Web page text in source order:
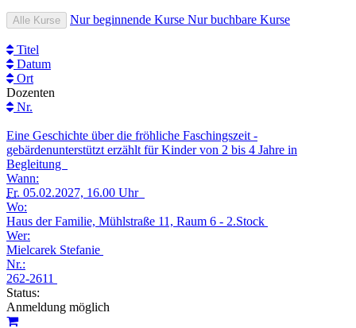
Alle Kurse Nur beginnende Kurse Nur buchbare Kurse
Titel
Datum
Ort
Dozenten
Nr.
Eine Geschichte über die fröhliche Faschingszeit -
gebärdenunterstützt erzählt für Kinder von 2 bis 4 Jahre in
Begleitung
Wann:
Fr. 05.02.2027, 16.00 Uhr
Wo:
Haus der Familie, Mühlstraße 11, Raum 6 - 2.Stock
Wer:
Mielcarek Stefanie
Nr.:
262-2611
Status:
Anmeldung möglich